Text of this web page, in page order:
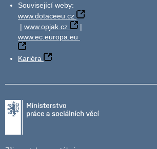
Související weby:
www.dotaceeu.cz
| www.opjak.cz
|
www.ec.europa.eu
Kariéra